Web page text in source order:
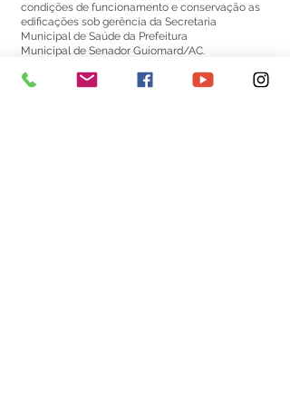
condições de funcionamento e conservação as
edificações sob gerência da Secretaria
Municipal de Saúde da Prefeitura
Municipal de Senador Guiomard/AC.
ASSINAM: Rosana Pereira da Silva e Dayana